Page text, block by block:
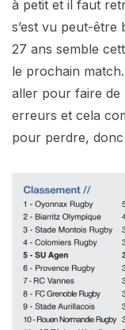
à petit et il faut
s’est vu peut-être
27 ans semble
le prochain
aller pour faire
erreurs et cela
pour perdre,